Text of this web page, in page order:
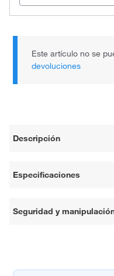
Este artículo no se
devoluciones
Descripción
Especificaciones
Seguridad y